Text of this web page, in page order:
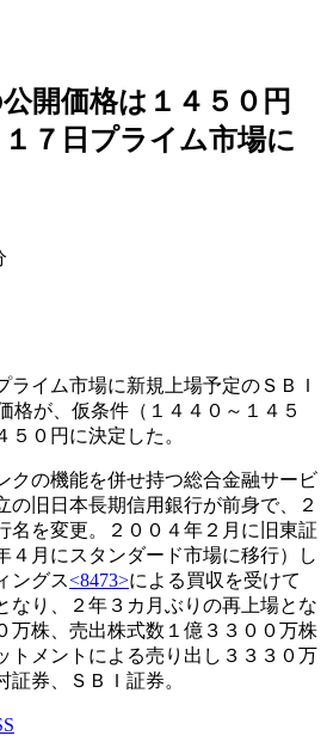
開価格は１４５０円
７日プライム市場に
ライム市場に新規上場予定のＳＢＩ
格が、仮条件（１４４０～１４５
５０円に決定した。
クの機能を併せ持つ総合金融サービ
の旧日本長期信用銀行が前身で、２
名を変更。２００４年２月に旧東証
４月にスタンダード市場に移行）し
ングス<8473>による買収を受けて
なり、２年３カ月ぶりの再上場とな
万株、売出株式数１億３３００万株
トメントによる売り出し３３３０万
券、ＳＢＩ証券。